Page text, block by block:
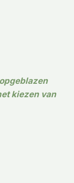
kiezen van